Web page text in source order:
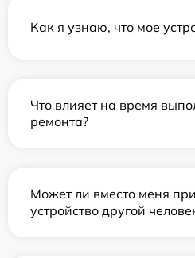
Как я узнаю, что мое
Что влияет на время
ремонта?
Может ли вместо меня
устройство другой